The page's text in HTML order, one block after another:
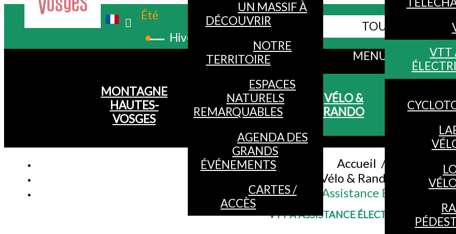
Été
Hiver
Webcams TOUS LES SITES
MENU
MONTAGNE
HAUTES-
VOSGES
UN MASSIF À
DÉCOUVRIR
NOTRE
TERRITOIRE
ESPACES
NATURELS
REMARQUABLES
AGENDA DES
GRANDS
ÉVÉNEMENTS
CARTES /
ACCÈS
VÉLO &
RANDO
VTT
Accueil /
Vélo & Rando
VTT à Assistance Électrique
VTT À ASSISTANCE ÉLECTRIQUE